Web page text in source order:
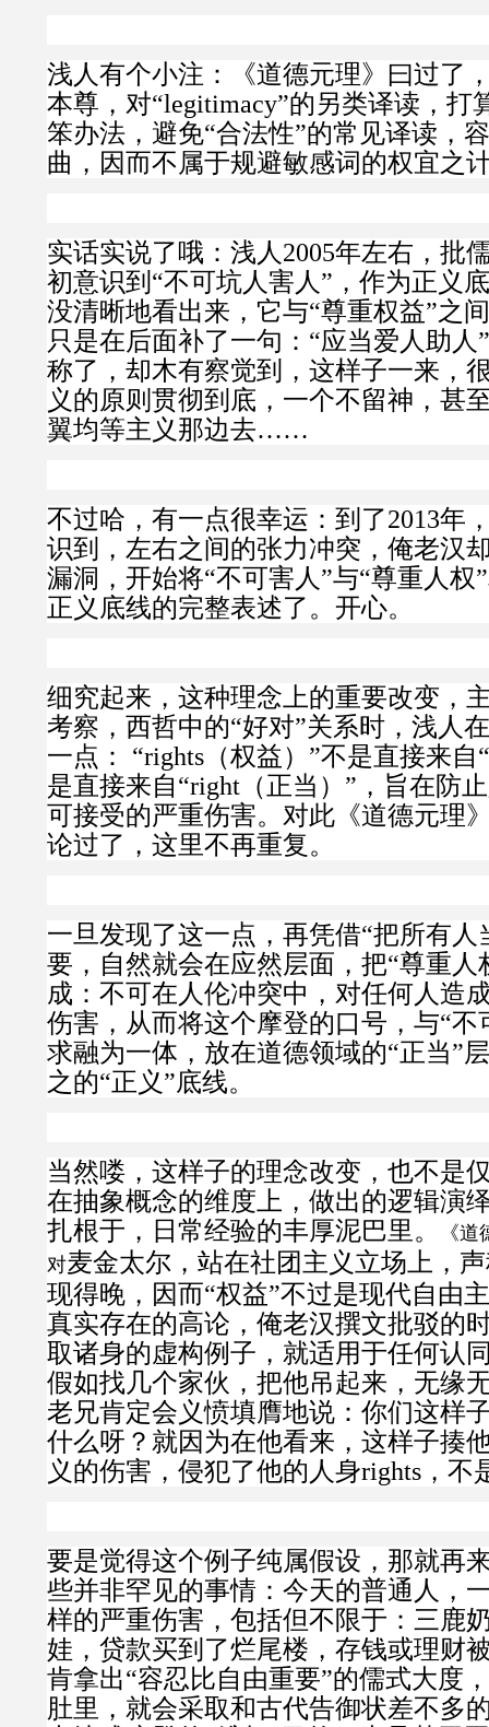
浅人有个小注：《道德元理》曰过了
本尊，对“legitimacy”的另类译读，打
笨办法，避免“合法性”的常见译读，
曲，因而不属于规避敏感词的权宜之
实话实说了哦：浅人2005年左右，批
初意识到“不可坑人害人”，作为正义
没清晰地看出来，它与“尊重权益”之
只是在后面补了一句：“应当爱人助人
称了，却木有察觉到，这样子一来，
义的原则贯彻到底，一个不留神，甚
翼均等主义那边去……
不过哈，有一点很幸运：到了2013年
识到，左右之间的张力冲突，俺老汉
漏洞，开始将“不可害人”与“尊重人权
正义底线的完整表述了。开心。
细究起来，这种理念上的重要改变，
考察，西哲中的“好对”关系时，浅人
一点： “rights （权益） ”不是直接来自
是直接来自“right （正当） ”，旨在防
可接受的严重伤害。对此《道德元理
论过了，这里不再重复。
一旦发现了这一点，再凭借“把所有人
要，自然就会在应然层面，把“尊重人
成：不可在人伦冲突中，对任何人造
伤害，从而将这个摩登的口号，与“不
求融为一体，放在道德领域的“正当”
之的“正义”底线。
当然喽，这样子的理念改变，也不是
在抽象概念的维度上，做出的逻辑演
扎根于，日常经验的丰厚泥巴里。
《
对麦金太尔，站在社团主义立场上，
现得晚，因而“权益”不过是现代自由
真实存在的高论， 俺老汉撰文批驳的
取诸身的虚构例子，就适用于任何认
假如找几个家伙，把他吊起来，无缘
老兄肯定会义愤填膺地说：你们这样
什么呀？就因为在他看来，这样子揍
义的伤害，侵犯了他的人身rights ，不
要是觉得这个例子纯属假设，那就再
些并非罕见的事情：今天的普通人，
样的严重伤害，包括但不限于：三鹿
娃，贷款买到了烂尾楼，存钱或理财
肯拿出“容忍比自由重要”的儒式大度
肚里，就会采取和古代告御状差不多